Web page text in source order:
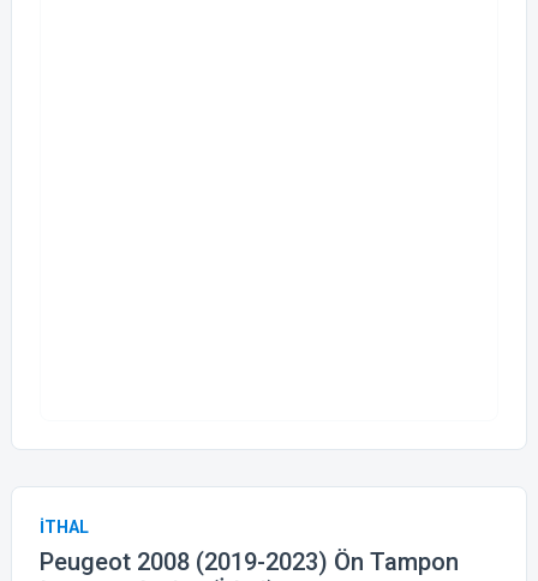
İTHAL
Peugeot 2008 (2019-2023) Ön Tampon